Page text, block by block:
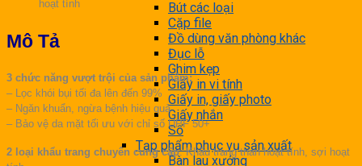
Bút các loại
Cặp file
Đồ dùng văn phòng khác
Đục lỗ
Ghim kẹp
Giấy in vi tính
Giấy in, giấy photo
Giấy nhắn
Sổ
Tạp phẩm phục vụ sản xuất
Bàn lau xưởng
hoạt tính
Mô Tả
3 chức năng vượt trội của sản phẩm:
– Lọc khói bụi tối đa lên đến 99%
– Ngăn khuẩn, ngừa bệnh hiệu quả
– Bảo vệ da mặt tối ưu với chỉ số UPF 50+
2 loại khẩu trang chuyên cung cấp: Khẩu trang than hoạt tính, sợi hoạt